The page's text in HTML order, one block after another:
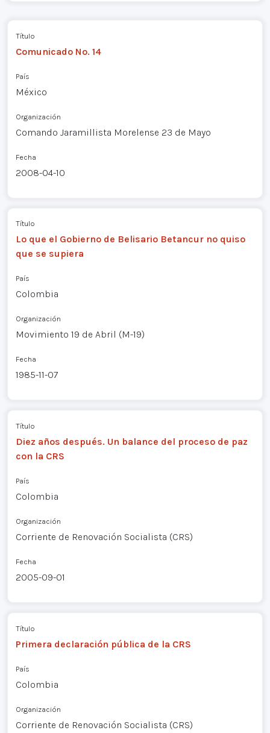
Título
Comunicado No. 14
País
México
Organización
Comando Jaramillista Morelense 23 de Mayo
Fecha
2008-04-10
Título
Lo que el Gobierno de Belisario Betancur no quiso
que se supiera
País
Colombia
Organización
Movimiento 19 de Abril (M-19)
Fecha
1985-11-07
Título
Diez años después. Un balance del proceso de paz
con la CRS
País
Colombia
Organización
Corriente de Renovación Socialista (CRS)
Fecha
2005-09-01
Título
Primera declaración pública de la CRS
País
Colombia
Organización
Corriente de Renovación Socialista (CRS)